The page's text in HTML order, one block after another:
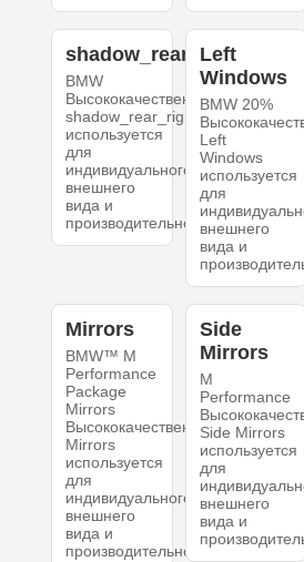
shadow_rear_right
BMW
Высококачественный
shadow_rear_right
используется
для
индивидуального
внешнего
вида и
производительности.
Left
Windows
BMW 20%
Left
Windows
используется
для
внешнего
вида и
Mirrors
BMW™ M
Performance
Package
Mirrors
Высококачественный
Mirrors
используется
для
индивидуального
внешнего
вида и
производительности.
Side
Mirrors
M
Performance
Side Mirrors
используется
для
внешнего
вида и